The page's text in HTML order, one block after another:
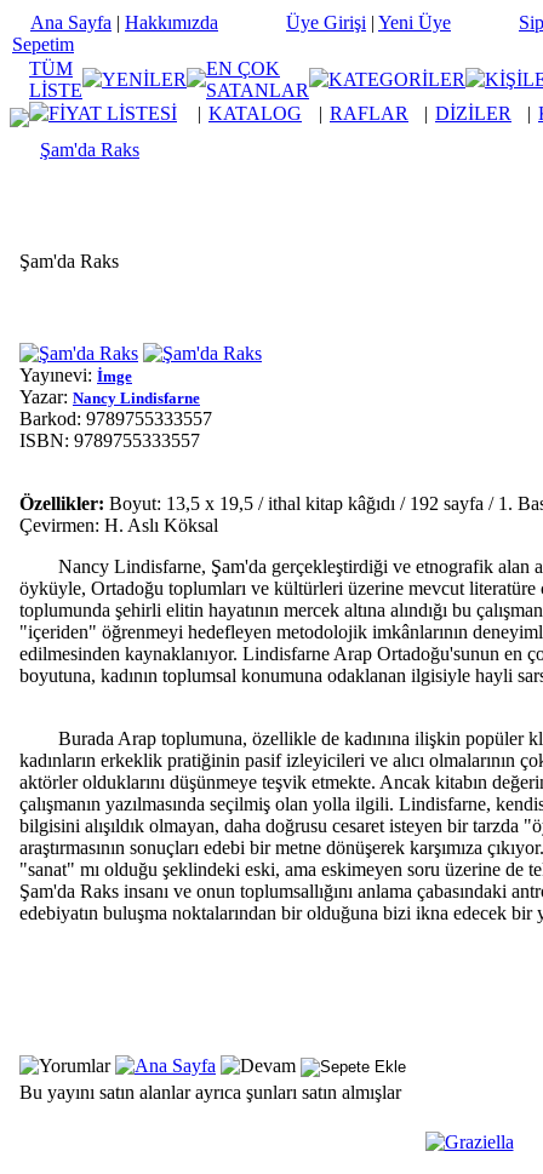
Ana Sayfa | Hakkımızda Üye Girişi | Yeni Üye
Sepetim
TÜM
LİSTE
YENİLER
EN ÇOK
SATANLAR
KATEGORİLER
FİYAT LİSTESİ
| KATALOG | RAFLAR | DİZİLER |
Şam'da Raks
Şam'da Raks
Yayınevi: İmge
Yazar: Nancy Lindisfarne
Barkod: 9789755333557
ISBN: 9789755333557
Özellikler: Boyut: 13,5 x 19,5 / ithal kitap kâğıdı / 192 sayfa / 1.
Çevirmen: H. Aslı Köksal
Nancy Lindisfarne, Şam'da gerçekleştirdiği ve etnografik alan
öyküyle, Ortadoğu toplumları ve kültürleri üzerine mevcut
toplumunda şehirli elitin hayatının mercek altına alındığı bu
"içeriden" öğrenmeyi hedefleyen metodolojik imkânlarının
edilmesinden kaynaklanıyor. Lindisfarne Arap Ortadoğu'sunun en
boyutuna, kadının toplumsal konumuna odaklanan ilgisiyle hayli
Burada Arap toplumuna, özellikle de kadınına ilişkin popüler
kadınların erkeklik pratiğinin pasif izleyicileri ve alıcı olmalarının
aktörler olduklarını düşünmeye teşvik etmekte. Ancak kitabın
çalışmanın yazılmasında seçilmiş olan yolla ilgili. Lindisfarne,
bilgisini alışıldık olmayan, daha doğrusu cesaret isteyen bir tarzda
araştırmasının sonuçları edebi bir metne dönüşerek karşımıza
"sanat" mı olduğu şeklindeki eski, ama eskimeyen soru üzerine de
Şam'da Raks insanı ve onun toplumsallığını anlama çabasındaki
edebiyatın buluşma noktalarından bir olduğuna bizi ikna edecek bir
Bu yayını satın alanlar ayrıca şunları satın almışlar